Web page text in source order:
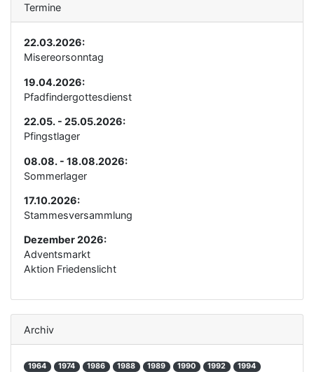
Termine
22.03.2026:
Misereorsonntag
19.04.2026:
Pfadfindergottesdienst
22.05. - 25.05.2026:
Pfingstlager
08.08. - 18.08.2026:
Sommerlager
17.10.2026:
Stammesversammlung
Dezember 2026:
Adventsmarkt
Aktion Friedenslicht
Archiv
1964 1974 1986 1988 1989 1990 1992
1994